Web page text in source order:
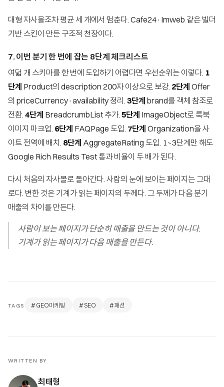
대형 자사몰조차 평균 세 개에서 멈춘다. Cafe24·Imweb 같은 빌더
기반 스킨이 만든 구조적 천장이다.
7. 이번 분기 한 번에 잡는 8단계 체크리스트
여덟 개 스키마를 한 번에 도입하기 어렵다면 우선순위는 이렇다. 1
단계 Product의 description 200자 이상으로 보강. 2단계 Offer
의 priceCurrency·availability 정리. 3단계 brand를 객체 참조로
전환. 4단계 BreadcrumbList 추가. 5단계 ImageObject로 룩북
이미지 마크업. 6단계 FAQPage 도입. 7단계 Organization을 사
이트 전역에 배치. 8단계 AggregateRating 도입. 1~3단계만 해도
Google Rich Results Test 통과 비율이 두 배가 된다.
다시 처음의 자사몰로 돌아간다. 사람의 눈에 보이는 페이지는 그대
로다. 변한 것은 기계가 읽는 페이지의 두께다. 그 두께가 다음 분기
매출의 차이를 만든다.
사람이 보는 페이지가 단순히 매출을 만드는 것이 아니다.
기계가 읽는 페이지가 다음 매출을 만든다.
TAGS #GEO마케팅 #SEO #패션
WRITTEN BY
최태형